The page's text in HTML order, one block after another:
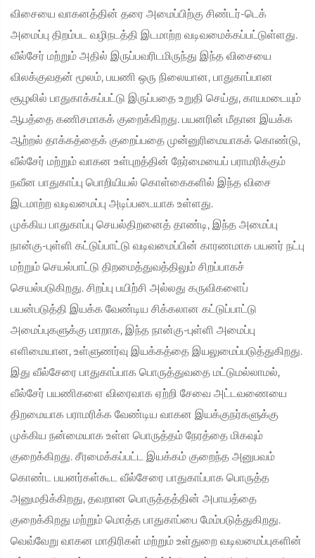
விசையை வாகனத்தின் தரை அமைப்பிற்கு சிண்டர்-டெக்
அமைப்பு திறம்பட வழிநடத்தி இடமாற்ற வடிவமைக்கப்பட்டுள்ளது.
வீல்சேர் மற்றும் அதில் இருப்பவரிடமிருந்து இந்த விசையை
விலக்குவதன் மூலம், பயணி ஒரு நிலையான, பாதுகாப்பான
சூழலில் பாதுகாக்கப்பட்டு இருப்பதை உறுதி செய்து, காயமடையும்
ஆபத்தை கணிசமாகக் குறைக்கிறது. பயனரின் மீதான இயக்க
ஆற்றல் தாக்கத்தைக் குறைப்பதை முன்னுரிமையாகக் கொண்டு,
வீல்சேர் மற்றும் வாகன உள்புறத்தின் நேர்மையைப் பராமரிக்கும்
நவீன பாதுகாப்பு பொறியியல் கொள்கைகளில் இந்த விசை
இடமாற்ற வடிவமைப்பு அடிப்படையாக உள்ளது.
முக்கிய பாதுகாப்பு செயல்திறனைத் தாண்டி, இந்த அமைப்பு
நான்கு-புள்ளி கட்டுப்பாட்டு வடிவமைப்பின் காரணமாக பயனர் நட்பு
மற்றும் செயல்பாட்டு திறமைத்துவத்திலும் சிறப்பாகச்
செயல்படுகிறது. சிறப்பு பயிற்சி அல்லது கருவிகளைப்
பயன்படுத்தி இயக்க வேண்டிய சிக்கலான கட்டுப்பாட்டு
அமைப்புகளுக்கு மாறாக, இந்த நான்கு-புள்ளி அமைப்பு
எளிமையான, உள்ளுணர்வு இயக்கத்தை இயலுமைப்படுத்துகிறது.
இது வீல்சேரை பாதுகாப்பாக பொருத்துவதை மட்டுமல்லாமல்,
வீல்சேர் பயணிகளை விரைவாக ஏற்றி சேவை அட்டவணையை
திறமையாக பராமரிக்க வேண்டிய வாகன இயக்குநர்களுக்கு
முக்கிய நன்மையாக உள்ள பொருத்தம் நேரத்தை மிகவும்
குறைக்கிறது. சீரமைக்கப்பட்ட இயக்கம் குறைந்த அனுபவம்
கொண்ட பயனர்கள்கூட வீல்சேரை பாதுகாப்பாக பொருத்த
அனுமதிக்கிறது, தவறான பொருத்தத்தின் அபாயத்தை
குறைக்கிறது மற்றும் மொத்த பாதுகாப்பை மேம்படுத்துகிறது.
வெவ்வேறு வாகன மாதிரிகள் மற்றும் உள்துறை வடிவமைப்புகளின்